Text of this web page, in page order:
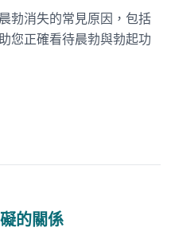
勃消失的常見原因，包括
您正確看待晨勃與勃起功
的關係